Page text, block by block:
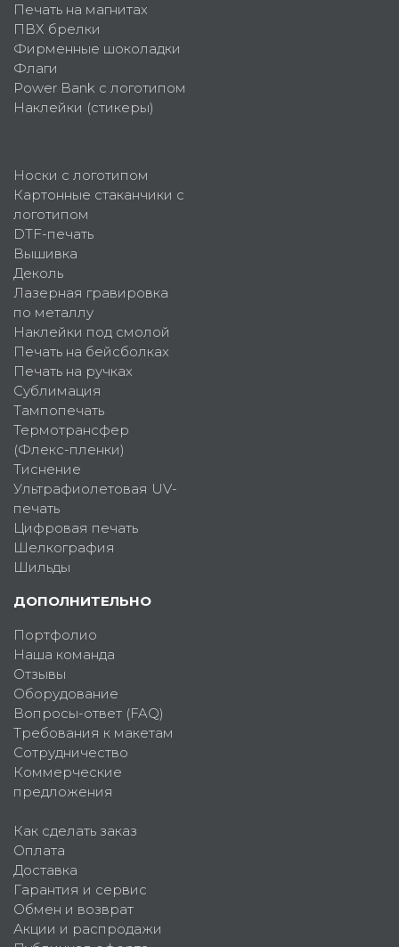
Печать на магнитах
ПВХ брелки
Фирменные шоколадки
Флаги
Power Bank с логотипом
Наклейки (стикеры)
Носки с логотипом
Картонные стаканчики с
логотипом
DTF-печать
Вышивка
Деколь
Лазерная гравировка
по металлу
Наклейки под смолой
Печать на бейсболках
Печать на ручках
Сублимация
Тампопечать
Термотрансфер
(Флекс-пленки)
Тиснение
Ультрафиолетовая UV-
печать
Цифровая печать
Шелкография
Шильды
ДОПОЛНИТЕЛЬНО
Портфолио
Наша команда
Отзывы
Оборудование
Вопросы-ответ (FAQ)
Требования к макетам
Сотрудничество
Коммерческие
предложения
Как сделать заказ
Оплата
Доставка
Гарантия и сервис
Обмен и возврат
Акции и распродажи